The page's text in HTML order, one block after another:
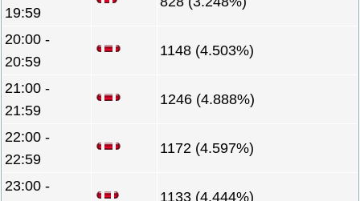
19:59
20:00 -
20:59
1148 (4.503%)
21:00 -
21:59
1246 (4.888%)
22:00 -
22:59
1172 (4.597%)
23:00 -
1133 (4.444%)